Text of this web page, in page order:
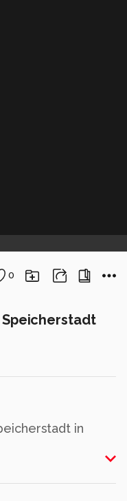
0
in
De zon is bijna
gloed achter